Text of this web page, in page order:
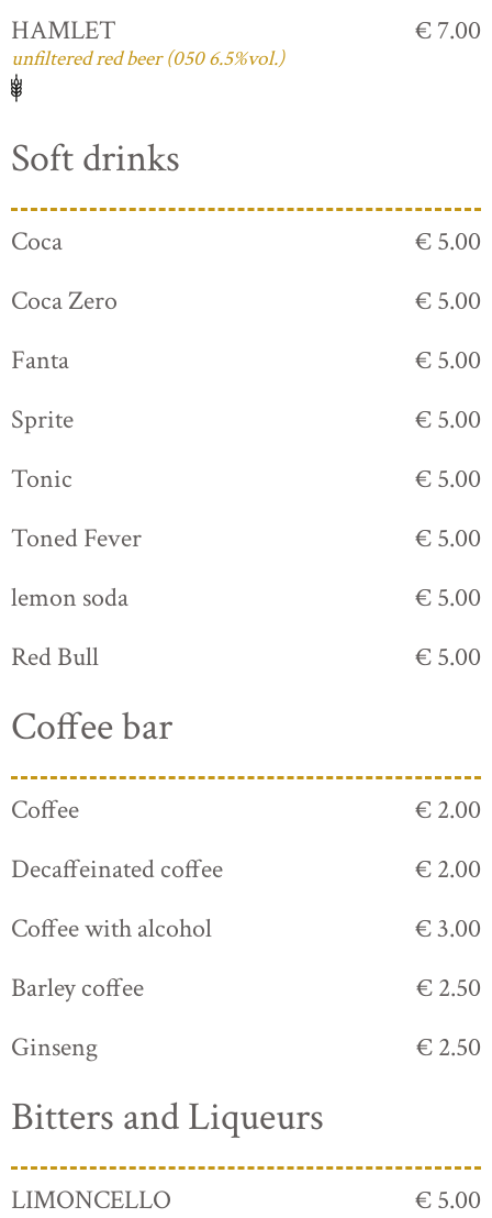
HAMLET
unfiltered red beer (050 6.5%vol.)
€ 7.00
Soft drinks
Coca
€ 5.00
Coca Zero
€ 5.00
Fanta
€ 5.00
Sprite
€ 5.00
Tonic
€ 5.00
Toned Fever
€ 5.00
lemon soda
€ 5.00
Red Bull
€ 5.00
Coffee bar
Coffee
€ 2.00
Decaffeinated coffee
€ 2.00
Coffee with alcohol
€ 3.00
Barley coffee
€ 2.50
Ginseng
€ 2.50
Bitters and Liqueurs
LIMONCELLO € 5.00